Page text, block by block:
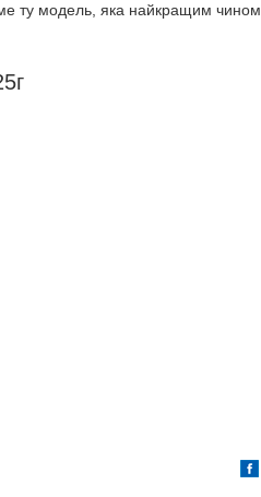
ту модель, яка найкращим чином